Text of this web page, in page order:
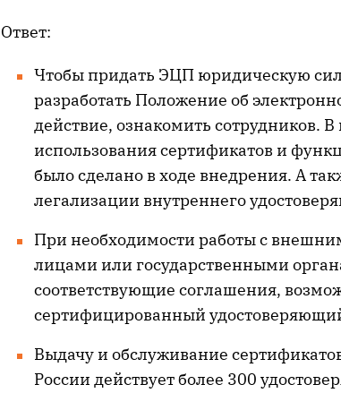
Ответ:
Чтобы придать ЭЦП юридическую
разработать Положение об
действие, ознакомить сотрудников.
использования сертификатов и
было сделано в ходе внедрения. А
легализации внутреннего
При необходимости работы с
лицами или государственными
соответствующие соглашения,
сертифицированный
Выдачу и обслуживание
России действует более 300